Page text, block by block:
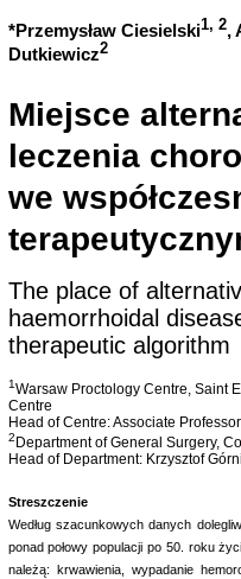
*Przemysław Ciesielski1, 2,
Dutkiewicz2
Miejsce
leczenia
we
The place of
haemorrhoidal
therapeutic algorithm
1Warsaw Proctology Centre, Saint
Centre
Head of Centre: Associate
2 Department of General Surgery,
Head of Department: Krzysztof
Streszczenie
Według szacunkowych danych
ponad połowy populacji po 50. roku
należą: krwawienia, wypadanie